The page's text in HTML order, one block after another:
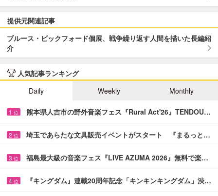
提供元関連記事
ブルース・ビックフォード個展、戦争繰り返す人間を描いた長編紹
介
人気記事ランキング
Daily
Weekly Monthly
1 位 熊本県人吉市の野外音楽フェス『Rural Act'26』TENDOU…
2 位 埼玉であらたな文具販売イベントがスタート 『まるっと…
3 位 福島最大級の音楽フェス『LIVE AZUMA 2026』無料で楽…
4 位 『キングダム』連載20周年記念「キンキンキングダム」渋…